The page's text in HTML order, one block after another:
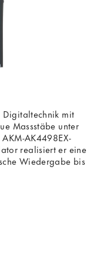
Digitaltechnik mit
Massstäbe unter
AK4498EX-
realisiert er eine
Wiedergabe bis